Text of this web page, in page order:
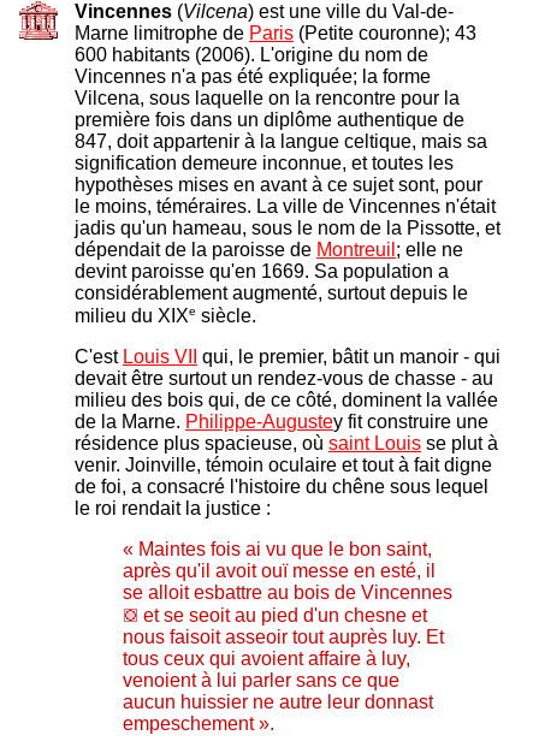
Vincennes (Vilcena) est une ville du Val-de-
Marne limitrophe de Paris (Petite couronne); 43
600 habitants (2006). L'origine du nom de
Vincennes n'a pas été expliquée; la forme
Vilcena, sous laquelle on la rencontre pour la
première fois dans un diplôme authentique de
847, doit appartenir à la langue celtique, mais sa
signification demeure inconnue, et toutes les
hypothèses mises en avant à ce sujet sont, pour
le moins, téméraires. La ville de Vincennes n'était
jadis qu'un hameau, sous le nom de la Pissotte, et
dépendait de la paroisse de Montreuil ; elle ne
devint paroisse qu'en 1669. Sa population a
considérablement augmenté, surtout depuis le
milieu du XIXe siècle.
C'est Louis VII
qui, le premier, bâtit un manoir - qui
devait être surtout un rendez-vous de chasse - au
milieu des bois qui, de ce côté, dominent la vallée
de la Marne. Philippe-Augustey fit construire une
résidence plus spacieuse, où saint Louis se plut à
venir. Joinville, témoin oculaire et tout à fait digne
de foi, a consacré l'histoire du chêne sous lequel
le roi rendait la justice :
« Maintes fois ai vu que le bon saint,
après qu'il avoit ouï messe en esté, il
se alloit esbattre au bois de Vincennes
et se seoit au pied d'un chesne et
nous faisoit asseoir tout auprès luy. Et
tous ceux qui avoient affaire à luy,
venoient à lui parler sans ce que
aucun huissier ne autre leur donnast
empeschement ».